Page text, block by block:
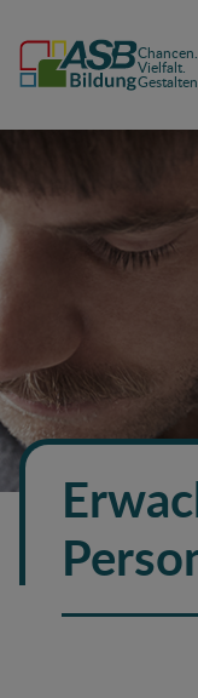
Chancen.
Vielfalt.
Gestalten.